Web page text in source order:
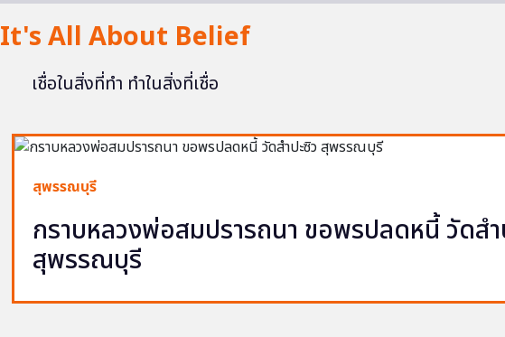
It's All About Belief
เชื่อในสิ่งที่ทำ ทำในสิ่งที่เชื่อ
สุพรรณบุรี
กราบหลวงพ่อสมปรารถนา ขอพรปลดหนี้ วัดสำ
สุพรรณบุรี